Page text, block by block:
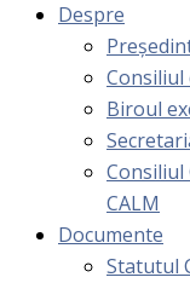
Despre
Consiliul
Biroul
Consiliul
CALM
Documente
Statutul